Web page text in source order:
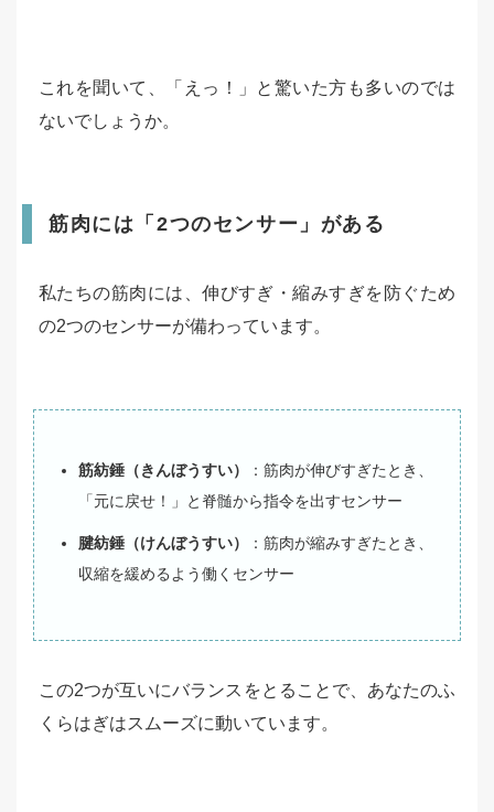
これを聞いて、「えっ！」と驚いた方も多いのでは
ないでしょうか。
筋肉には「2つのセンサー」がある
私たちの筋肉には、伸びすぎ・縮みすぎを防ぐため
の2つのセンサーが備わっています。
筋紡錘（きんぼうすい）
：筋肉が伸びすぎたとき、
「元に戻せ！」と脊髄から指令を出すセンサー
腱紡錘（けんぼうすい）
：筋肉が縮みすぎたとき、
収縮を緩めるよう働くセンサー
この2つが互いにバランスをとることで、あなたのふ
くらはぎはスムーズに動いています。